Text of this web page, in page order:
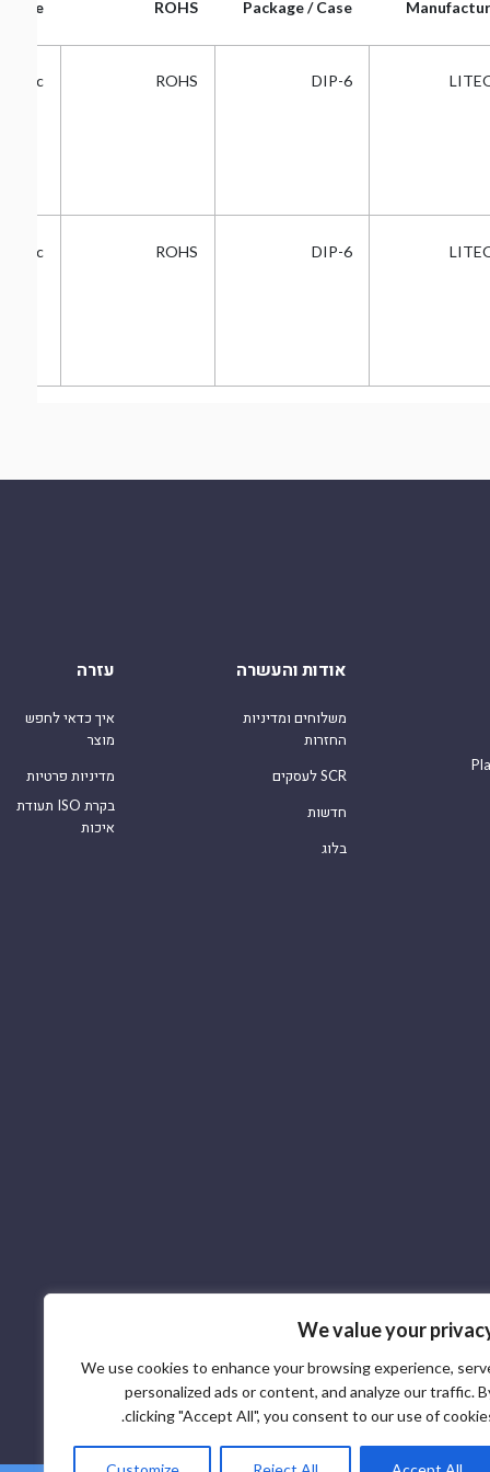
We value your
We use cookies to enhance your browsing experience,
personalized ads or content, and analyze our traffic.
clicking "Accept All", you consent to our use of
Package / Case
ROHS
Type Package / Case
ROHS
Type
DIP-6
ROHS
Triac
DIP-6
ROHS
Triac
אודות והעשרה
משלוחים ומדיניות
החזרות
לעסקים SCR
חדשות
בלוג
עזרה
איך כדאי לחפש
מוצר
מדיניות פרטיות
תעודת ISO בקרת
איכות